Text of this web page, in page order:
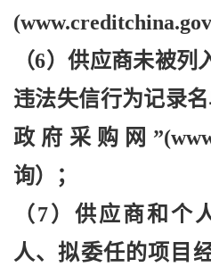
（6）供应商未被列
违法失信行为记录
政府采购网
询）；
（7）供应商和个
人、拟委任的项目